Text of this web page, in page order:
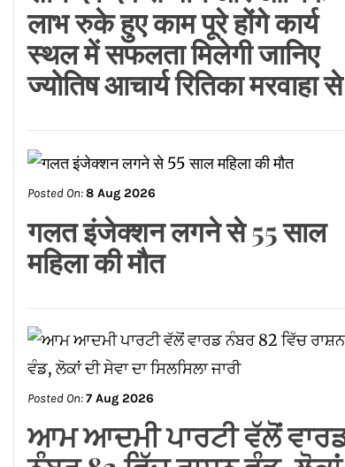
शनि देव देंगे सम्मान और आर्थिक
लाभ रुके हुए काम पूरे होंगे कार्य
स्थल में सफलता मिलेगी जानिए
Posted On:8 Aug 2026
गलत इंजेक्शन लगने से 55 साल
Posted On:7 Aug 2026